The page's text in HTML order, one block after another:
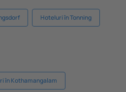
Hoteluri în Tonning
în Kothamangalam